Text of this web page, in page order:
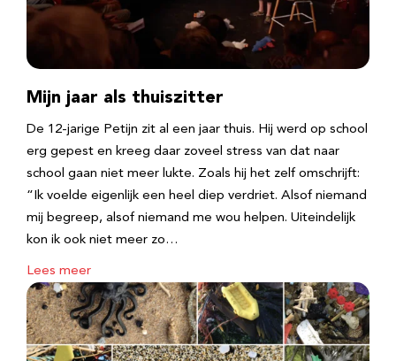
Mijn jaar als thuiszitter
De 12-jarige Petijn zit al een jaar thuis. Hij werd op school
erg gepest en kreeg daar zoveel stress van dat naar
school gaan niet meer lukte. Zoals hij het zelf omschrijft:
“Ik voelde eigenlijk een heel diep verdriet. Alsof niemand
mij begreep, alsof niemand me wou helpen. Uiteindelijk
kon ik ook niet meer zo…
Lees meer